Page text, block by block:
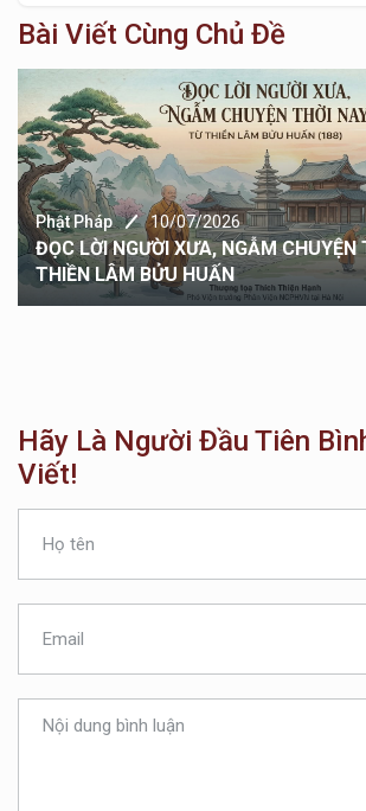
Bài Viết Cùng Chủ Đề
THỜI NAY TỪ Phật Pháp
Lời Kinh Mới
Hãy Là Người Đầu Tiên
Viết!